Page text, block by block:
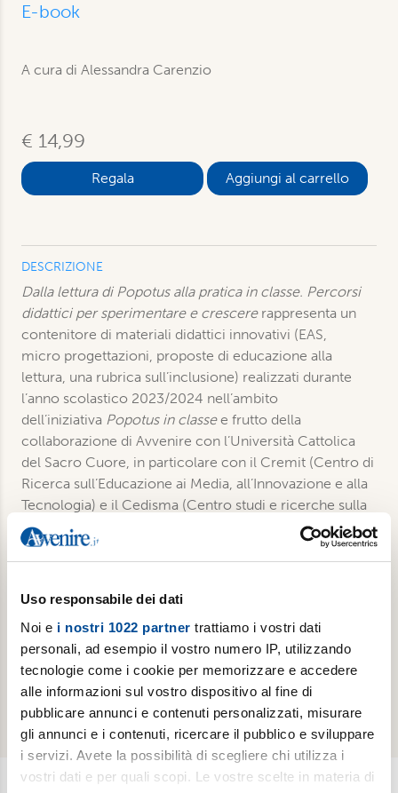
Uso responsabile dei dati
Noi e i nostri 1022 partner trattiamo i vostri dati
personali, ad esempio il vostro numero IP, utilizzando
tecnologie come i cookie per memorizzare e accedere
alle informazioni sul vostro dispositivo al fine di
pubblicare annunci e contenuti personalizzati, misurare
gli annunci e i contenuti, ricercare il pubblico e sviluppare
i servizi. Avete la possibilità di scegliere chi utilizza i
vostri dati e per quali scopi. Le vostre scelte in materia di
E-book
A cura di Alessandra Carenzio
€ 14,99
Aggiungi al carrello
DESCRIZIONE
Dalla lettura di Popotus alla pratica in classe. Percorsi
didattici per sperimentare e crescererappresenta un
contenitore di materiali didattici innovativi (EAS,
micro progettazioni, proposte di educazione alla
lettura, una rubrica sull’inclusione) realizzati durante
l’anno scolastico 2023/2024 nell’ambito
dell’iniziativa Popotus in classee frutto della
collaborazione di Avvenire con l’Università Cattolica
del Sacro Cuore, in particolare con il Cremit (Centro di
Ricerca sull’Educazione ai Media, all’Innovazione e alla
Tecnologia) e il Cedisma (Centro studi e ricerche sulla
disabilità e marginalità).
Dettagli
Formato: E-book
Pagine: 139
Pubblicazione: 2024
ISBN: 9788899411060